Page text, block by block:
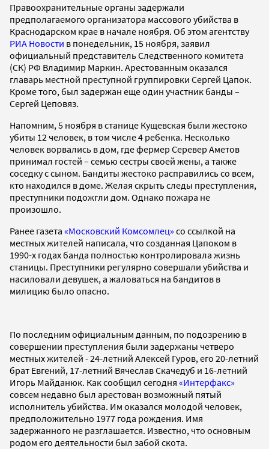
Правоохранительные органы задержали
предполагаемого организатора массового убийства в
Краснодарском крае в начале ноября. Об этом агентству
РИА Новости в понедельник, 15 ноября, заявил
официальный представитель Следственного комитета
(СК) РФ Владимир Маркин. Арестованным оказался
главарь местной преступной группировки Сергей Цапок.
Кроме того, был задержан еще один участник банды –
Сергей Цеповяз.
Напомним, 5 ноября в станице Кущевская были жестоко
убиты 12 человек, в том числе 4 ребенка. Несколько
человек ворвались в дом, где фермер Серевер Аметов
принимал гостей – семью сестры своей жены, а также
соседку с сыном. Бандиты жестоко расправились со всем,
кто находился в доме. Желая скрыть следы преступления,
преступники подожгли дом. Однако пожара не
произошло.
Ранее газета «Московский Комсомлец» со ссылкой на
местных жителей написала, что созданная Цапоком в
1990-х годах банда полностью контролировала жизнь
станицы. Преступники регулярно совершали убийства и
насиловали девушек, а жаловаться на бандитов в
милицию было опасно.
По последним официальным данным, по подозрению в
совершении преступления были задержаны четверо
местных жителей - 24-летний Алексей Гуров, его 20-летний
брат Евгений, 17-летний Вячеслав Скачедуб и 16-летний
Игорь Майданюк. Как сообщил сегодня «Интерфакс»
совсем недавно был арестован возможный пятый
исполнитель убийства. Им оказался молодой человек,
предположительно 1977 года рождения. Имя
задержанного не разглашается. Известно, что основным
родом его деятельности был забой скота.